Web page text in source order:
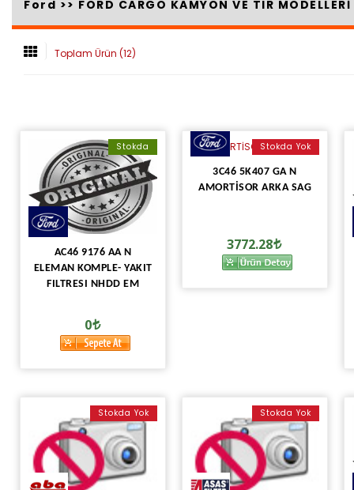
Ford >> FORD CARGO KAMYON VE TIR MODELLERİ
Toplam Ürün (12)
Stokda
AC46 9176 AA N
ELEMAN KOMPLE- YAKIT
FILTRESI NHDD EM
0
Stokda Yok
3C46 5K407 GA N
AMORTİSOR ARKA SAG
3772.28
Stokda Yok Stokda Yok